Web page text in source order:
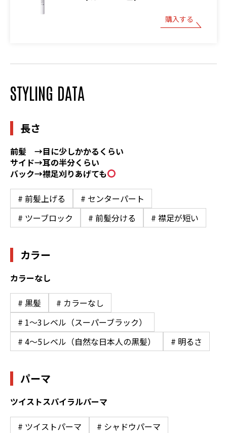
購入する
STYLING DATA
長さ
前髪 →目に少しかかるくらい
サイド→耳の半分くらい
バック→襟足刈りあげても
# 前髪上げる
# センターパート
# ツーブロック
# 前髪分ける # 襟足が短い
カラー
カラーなし
# 黒髪
# カラーなし
# 1〜3レベル（スーパーブラック）
# 4〜5レベル（自然な日本人の黒髪）
# 明るさ
パーマ
ツイストスパイラルパーマ
# ツイストパーマ
# シャドウパーマ